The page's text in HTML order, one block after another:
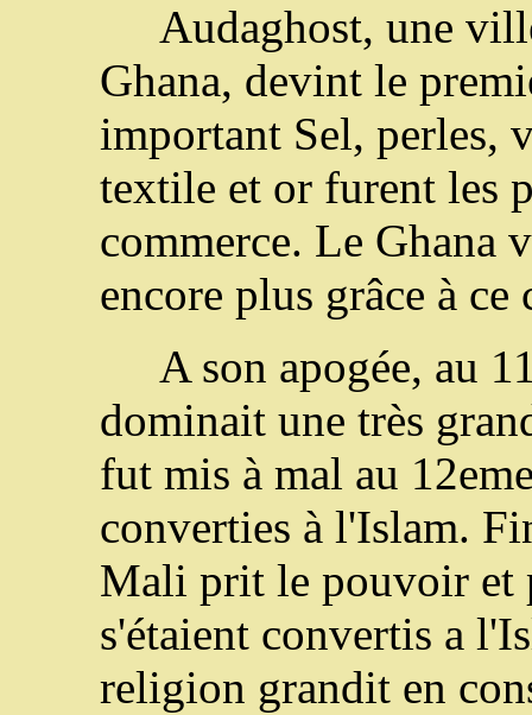
Audaghost, une
Ghana, devint le
important Sel, perles,
textile et or furent les
commerce. Le Ghana
encore plus grâce à
A son apogée, au
dominait une très
fut mis à mal au
converties à l'Islam.
Mali prit le pouvoir et
s'étaient convertis a
religion grandit en